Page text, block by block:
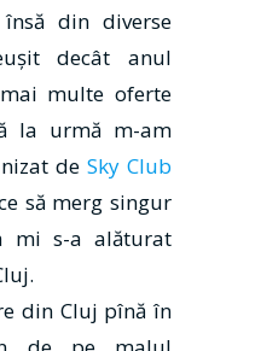
din diverse
decât anul
multe oferte
la urmă m-am
de Sky Club
să merg singur
mi s-a alăturat
din Cluj pînă în